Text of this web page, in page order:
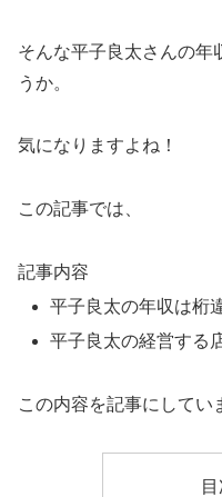
そんな平子良太さんの年
うか。
気になりますよね！
この記事では、
記事内容
平子良太の年収は桁
平子良太の経営する
この内容を記事にしてい